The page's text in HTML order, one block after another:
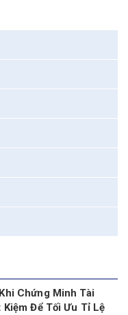
Chứng Minh Tài
Để Tối Ưu Tỉ Lệ